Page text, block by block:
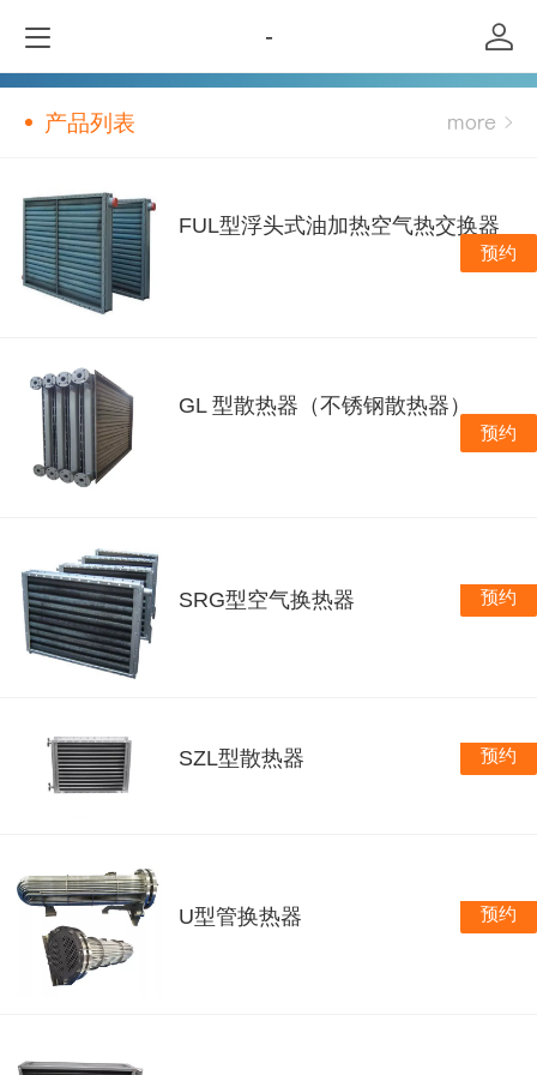
-
产品列表
FUL型浮头式油加热空气热交换器
预约
GL 型散热器（不锈钢散热器）
预约
SRG型空气换热器 预约
SZL型散热器 预约
U型管换热器 预约